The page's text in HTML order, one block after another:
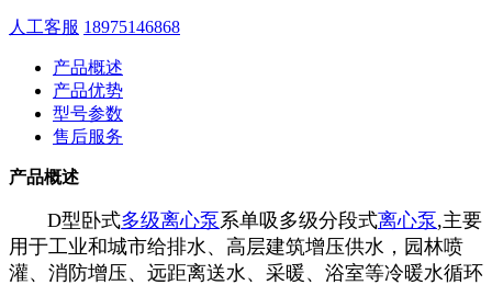
人工客服 18975146868
产品概述
产品优势
型号参数
售后服务
产品概述
D型卧式多级离心泵系单吸多级分段式离心泵,主要
用于工业和城市给排水、高层建筑增压供水，园林喷
灌、消防增压、远距离送水、采暖、浴室等冷暖水循环